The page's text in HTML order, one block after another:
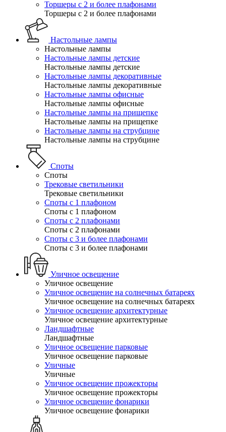
Торшеры с 2 и более плафонами
Торшеры с 2 и более плафонами
Настольные лампы
Настольные лампы
Настольные лампы детские
Настольные лампы детские
Настольные лампы декоративные
Настольные лампы декоративные
Настольные лампы офисные
Настольные лампы офисные
Настольные лампы на прищепке
Настольные лампы на прищепке
Настольные лампы на струбцине
Настольные лампы на струбцине
Споты
Споты
Трековые светильники
Трековые светильники
Споты с 1 плафоном
Споты с 1 плафоном
Споты с 2 плафонами
Споты с 2 плафонами
Споты с 3 и более плафонами
Споты с 3 и более плафонами
Уличное освещение
Уличное освещение
Уличное освещение на солнечных батареях
Уличное освещение на солнечных батареях
Уличное освещение архитектурные
Уличное освещение архитектурные
Ландшафтные
Ландшафтные
Уличное освещение парковые
Уличное освещение парковые
Уличные
Уличные
Уличное освещение прожекторы
Уличное освещение прожекторы
Уличное освещение фонарики
Уличное освещение фонарики